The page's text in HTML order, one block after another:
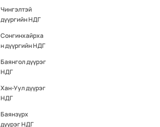
Чингэлтэй
дүүргийн НДГ
Сонгинхайрха
н дүүргийн НДГ
Баянгол дүүрэг
НДГ
Хан-Уул дүүрэг
НДГ
Баянзүрх
дүүрэг НДГ